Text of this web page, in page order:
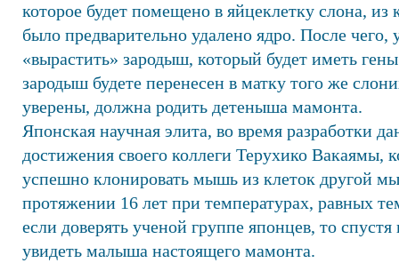
которое будет помещено в яйцеклетку слона, из
было предварительно удалено ядро. После
«вырастить» зародыш, который будет иметь
зародыш будете перенесен в матку того же
уверены, должна родить детеныша мамонта.
Японская научная элита, во время разработки
достижения своего коллеги Терухико Вакаямы,
успешно клонировать мышь из клеток другой
протяжении 16 лет при температурах, равных
если доверять ученой группе японцев, то
увидеть малыша настоящего мамонта.